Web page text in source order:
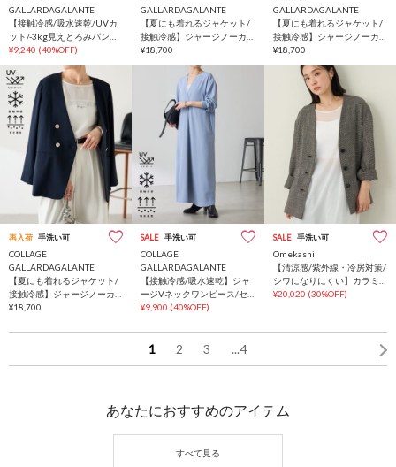
GALLARDAGALANTE
【接触冷感/吸水速乾/UVカ
ット/-3kg見えとろみパン
ツ】《8色６サイズ》ジャー
¥9,240 (40%OFF)
GALLARDAGALANTE
【夏にも着れるジャケット/
接触冷感】ジャージノーカ
ラーダブルジャケット/セレ
¥18,700
GALLARDAGALANTE
【夏にも着れるジャケット/
接触冷感】ジャージノーカ
ラーダブルジャケット/セレ
¥18,700
再入荷 手洗い可
COLLAGE
GALLARDAGALANTE
【夏にも着れるジャケット/
接触冷感】ジャージノーカ
ラーダブルジャケット/セレ
¥18,700
SALE 手洗い可
COLLAGE
GALLARDAGALANTE
【接触冷感/吸水速乾】ジャ
ージVネックワンピース/セ
レモニー
¥9,900 (40%OFF)
SALE 手洗い可
Omekashi
【清涼感/紫外線・冷房対策/
シワになりにくい】カラミ
ノーカラージャケット
¥20,020 (30%OFF)
1 2 3 ...4
あなたにおすすめのアイテム